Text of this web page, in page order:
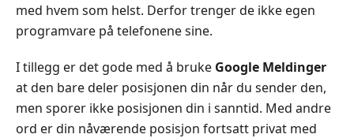
med hvem som helst. Derfor trenger de ikke egen
programvare på telefonene sine.
I tillegg er det gode med å bruke Google Meldinger
at den bare deler posisjonen din når du sender den,
men sporer ikke posisjonen din i sanntid. Med andre
ord er din nåværende posisjon fortsatt privat med